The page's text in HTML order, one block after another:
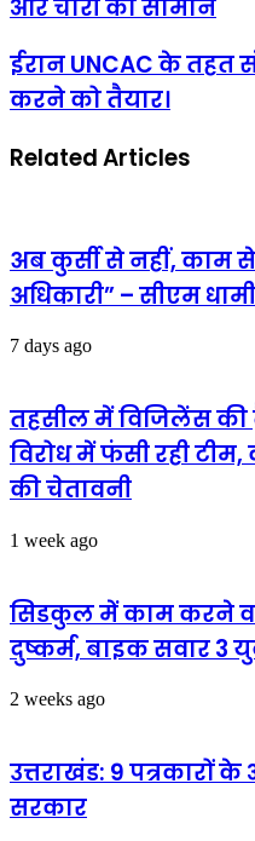
ने
12
घंटे
में
पकड़ा
चोर
सामान
और चोरी का सामान
ईरान
UNCAC
के
संयुक्त
राष्ट्र
को
तैयार।
ईरान UNCAC के तहत
करने को तैयार।
Related Articles
अब कुर्सी से नहीं, काम
अधिकारी” – सीएम
7 days ago
तहसील में विजिलेंस की
विरोध में फंसी रही
की चेतावनी
1 week ago
सिडकुल में काम करने
दुष्कर्म, बाइक सवार 3
2 weeks ago
उत्तराखंड: 9 पत्रकारों
सरकार